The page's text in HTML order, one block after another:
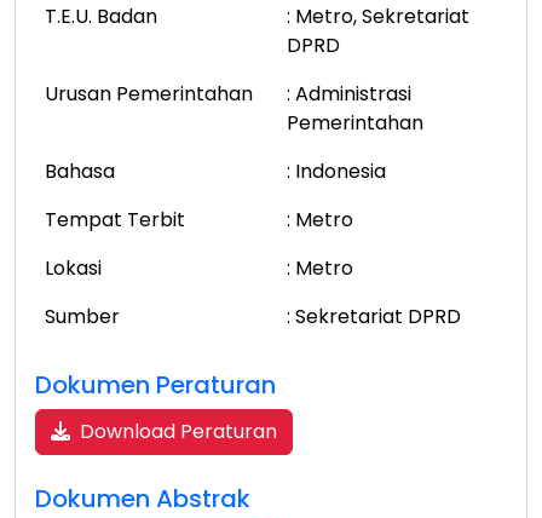
T.E.U. Badan
: Metro, Sekretariat
DPRD
Urusan Pemerintahan
: Administrasi
Pemerintahan
Bahasa
: Indonesia
Tempat Terbit
: Metro
Lokasi
: Metro
Sumber
: Sekretariat DPRD
Dokumen Peraturan
Download Peraturan
Dokumen Abstrak